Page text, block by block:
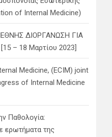
of Internal Medicine)
ΔΙΟΡΓΑΝΩΣΗ ΓΙΑ
– 18 Μαρτίου 2023]
Medicine, (ECIM) joint
of Internal Medicine
Παθολογία:
ερωτήματα της